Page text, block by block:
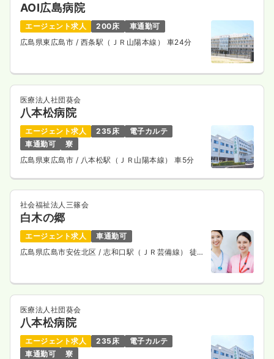
AOI広島病院
エージェント求人 200床
車通勤可
広島県東広島市 / 西条駅（ＪＲ山陽本線） 車24分
医療法人社団葵会
八本松病院
エージェント求人 235床
電子カルテ
車通勤可
寮
広島県東広島市 / 八本松駅（ＪＲ山陽本線） 車5分
社会福祉法人三篠会
白木の郷
エージェント求人
車通勤可
広島県広島市安佐北区/ 志和口駅（ＪＲ芸備線） 徒歩
医療法人社団葵会
八本松病院
エージェント求人 235床
電子カルテ
車通勤可
寮